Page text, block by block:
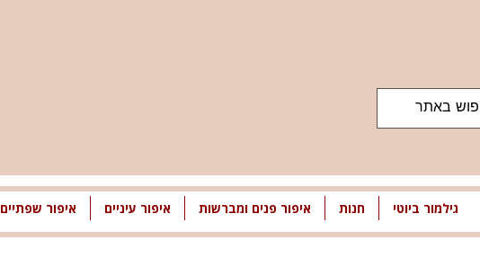
גילמור ביוטי חנות איפור פנים ומברשות איפור עיניים איפור שפתיים